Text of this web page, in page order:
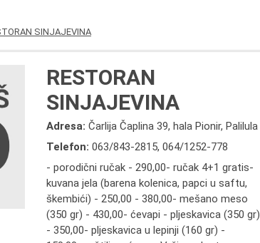
SINJAJEVINA
RESTORAN
SINJAJEVINA
Adresa:Čarlija Čaplina 39, hala Pionir, Palilula
Telefon:063/843-2815,064/1252-778
- porodični ručak - 290,00- ručak 4+1 gratis-
kuvana jela (barena kolenica, papci u saftu,
škembići) - 250,00 - 380,00- mešano meso
(350 gr) - 430,00- ćevapi - pljeskavica (350 gr)
- 350,00- pljeskavica u lepinji (160 gr) -